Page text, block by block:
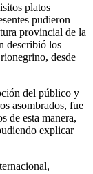
platos
pudieron
provincial de la
describió los
desde
del público y
asombrados, fue
de esta manera,
explicar